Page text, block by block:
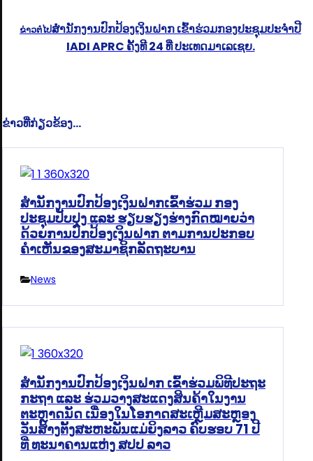
ຂ່າວຕໍ່ໄປສໍານັກງານປົກປ້ອງເງິນຝາກ ເຂົ້າຮ່ວມກອງປະຊຸມປະຈໍາປີ
IADI APRC ຄັ້ງທີ 24 ທີ່ ປະເທດມາເລເຊຍ.
ຂ່າວທີ່ກ່ຽວຂ້ອງ...
ສໍານັກງານປົກປ້ອງເງິນຝາກເຂົ້າຮ່ວມ ກອງ
ປະຊຸມປັບປຸງ ແລະ ຮຽບຮຽງຮ່າງກົດໝາຍວ່າ
ດ້ວຍການປົກປ້ອງເງິນຝາກ ຕາມການປະກອບ
ຄຳເຫັນຂອງສະມາຊິກລັດຖະບານ
News
ສຳນັກງານປົກປ້ອງເງິນຝາກ ເຂົ້າຮ່ວມພິທີປະຖະ
ກະຖາ ແລະ ຮ່ວມວາງສະແດງສິນຄ້າໃນງານ
ຕະຫຼາດນັດ ເນື່ອງໃນໂອກາດສະເຫຼີມສະຫຼອງ
ວັນສ້າງຕັ້ງສະຫະພັນແມ່ຍິງລາວ ຄົບຮອບ 71 ປີ
ທີ່ ທະນາຄານແຫ່ງ ສປປ ລາວ